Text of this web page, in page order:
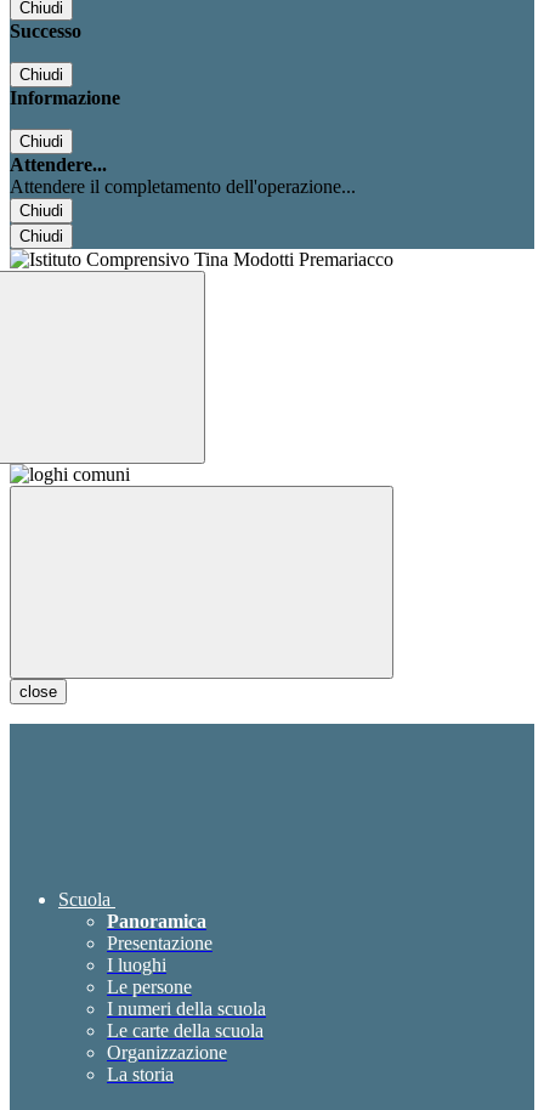
Chiudi
Successo
Chiudi
Informazione
Chiudi
Attendere...
Attendere il completamento dell'operazione...
Chiudi
Chiudi
close
Scuola
Panoramica
Presentazione
I luoghi
Le persone
I numeri della scuola
Le carte della scuola
Organizzazione
La storia